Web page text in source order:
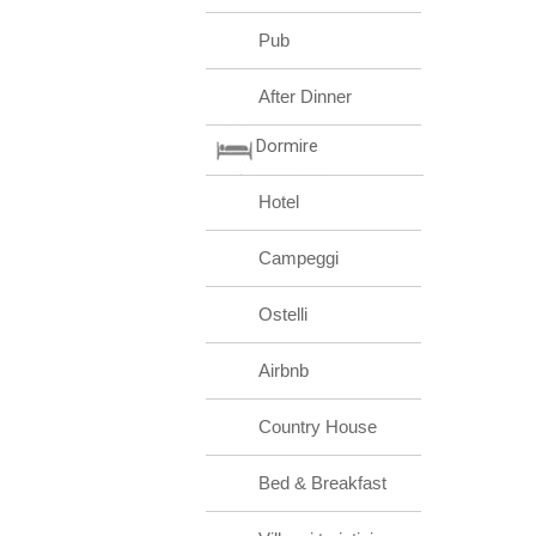
Pub
After Dinner
Dormire
Hotel
Campeggi
Ostelli
Airbnb
Country House
Bed & Breakfast